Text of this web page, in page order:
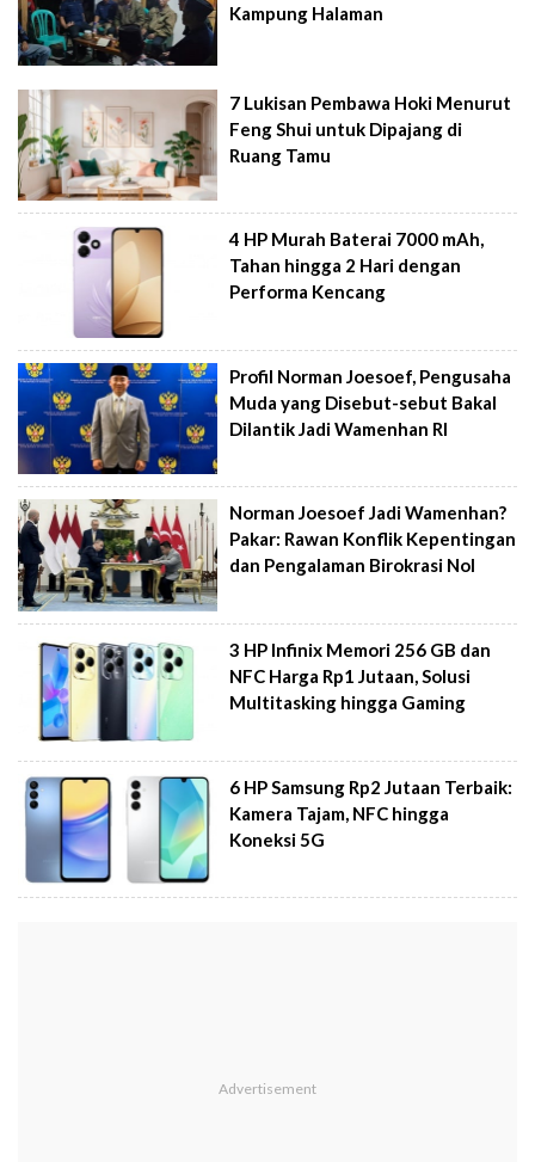
Kampung Halaman
7 Lukisan Pembawa Hoki Menurut
Feng Shui untuk Dipajang di
Ruang Tamu
4 HP Murah Baterai 7000 mAh,
Tahan hingga 2 Hari dengan
Performa Kencang
Profil Norman Joesoef, Pengusaha
Muda yang Disebut-sebut Bakal
Dilantik Jadi Wamenhan RI
Norman Joesoef Jadi Wamenhan?
Pakar: Rawan Konflik Kepentingan
dan Pengalaman Birokrasi Nol
3 HP Infinix Memori 256 GB dan
NFC Harga Rp1 Jutaan, Solusi
Multitasking hingga Gaming
6 HP Samsung Rp2 Jutaan Terbaik:
Kamera Tajam, NFC hingga
Koneksi 5G